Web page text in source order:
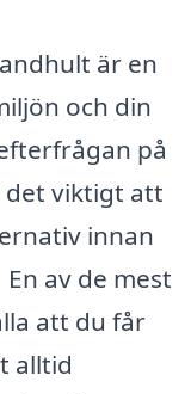
är en
och din
på
det viktigt att
innan
av de mest
att du får
alltid